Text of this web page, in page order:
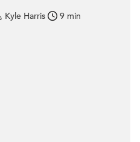
Kyle Harris 9 min